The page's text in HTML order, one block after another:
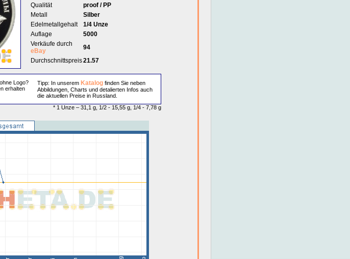
Qualität
proof / PP
Metall
Silber
Edelmetallgehalt
1/4 Unze
Auflage
5000
Verkäufe durch
eBay
94
Durchschnittspreis21.57
Logo?
erhalten
Tipp: In unserem Katalogfinden Sie neben
Abbildungen, Charts und detalierten Infos auch
die aktuellen Preise in Russland.
* 1 Unze – 31,1 g, 1/2 - 15,55 g, 1/4 - 7,78 g